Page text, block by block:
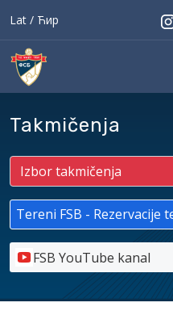
Lat / Ћир
Takmičenja
Tereni FSB - Rezervacije
FSB YouTube kanal